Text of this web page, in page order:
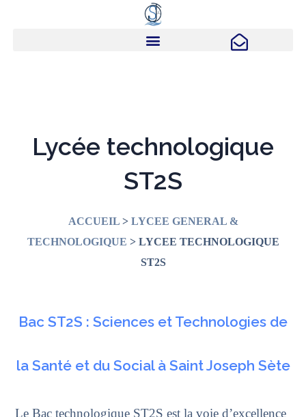
Lycée technologique
ST2S
ACCUEIL> LYCEE GENERAL &
TECHNOLOGIQUE > LYCEE TECHNOLOGIQUE
ST2S
Bac ST2S : Sciences et Technologies de
la Santé et du Social à Saint Joseph Sète
LeBac technologique ST2S est la voie d’excellence